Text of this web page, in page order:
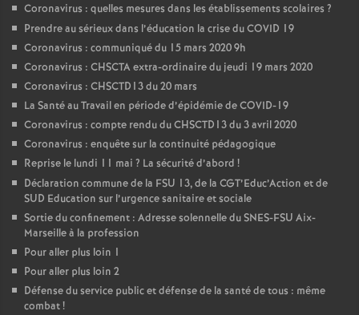
Coronavirus : quelles mesures dans les établissements scolaires ?
Prendre au sérieux dans l’éducation la crise du COVID 19
Coronavirus : communiqué du 15 mars 2020 9h
Coronavirus : CHSCTA extra-ordinaire du jeudi 19 mars 2020
Coronavirus : CHSCTD13 du 20 mars
La Santé au Travail en période d’épidémie de COVID-19
Coronavirus : compte rendu du CHSCTD13 du 3 avril 2020
Coronavirus : enquête sur la continuité pédagogique
Reprise le lundi 11 mai ? La sécurité d’abord !
Déclaration commune de la FSU 13, de la CGT’Educ’Action et de
SUD Education sur l’urgence sanitaire et sociale
Sortie du confinement : Adresse solennelle du SNES-FSU Aix-
Marseille à la profession
Pour aller plus loin 1
Pour aller plus loin 2
Défense du service public et défense de la santé de tous : même
combat!